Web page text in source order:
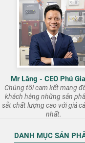
Mr Lăng - CEO Phú
Chúng tôi cam kết mang
khách hàng những sản
sắt chất lượng cao với giá
nhất.
DANH MỤC SẢN